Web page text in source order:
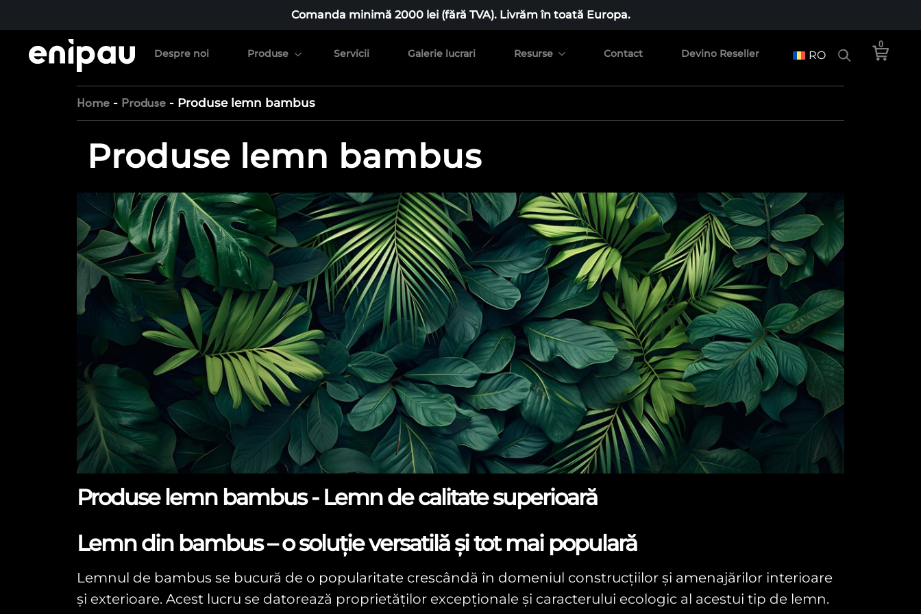
Comanda minimă 2000 lei (fără TVA). Livrăm în toată Europa.
Despre noi Produse Servicii Galerie lucrari Resurse Contact Devino Reseller RO
0
Home - Produse - Produse lemn bambus
Produse lemn bambus
Produse lemn bambus - Lemn de calitate superioară
Lemn din bambus – o soluție versatilă și tot mai populară
Lemnul de bambus se bucură de o popularitate crescândă în domeniul construcțiilor și amenajărilor interioare
și exterioare. Acest lucru se datorează proprietăților excepționale și caracterului ecologic al acestui tip de lemn.